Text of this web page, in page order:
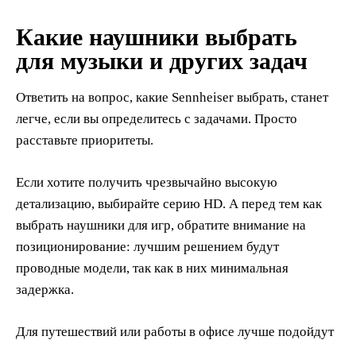
Какие наушники выбрать
для музыки и других задач
Ответить на вопрос, какие Sennheiser выбрать, станет
легче, если вы определитесь с задачами. Просто
расставьте приоритеты.
Если хотите получить чрезвычайно высокую
детализацию, выбирайте серию HD. А перед тем как
выбрать наушники для игр, обратите внимание на
позиционирование: лучшим решением будут
проводные модели, так как в них минимальная
задержка.
Для путешествий или работы в офисе лучше подойдут